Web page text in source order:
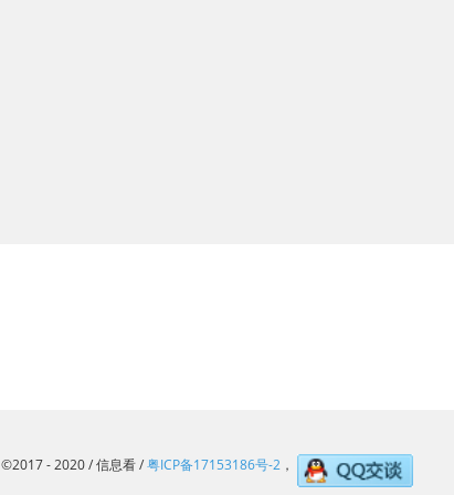
©2017 - 2020 / 信息看 /粤ICP备17153186号-2，